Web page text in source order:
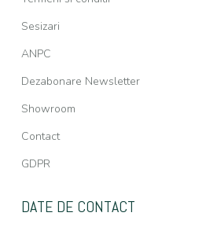
Sesizari
ANPC
Dezabonare Newsletter
Showroom
Contact
GDPR
DATE DE CONTACT